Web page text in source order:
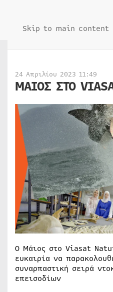
Skip to main content
24 Απριλίου 2023 11:49
ΜΑΙΟΣ ΣΤΟ
Ο Μάιος στο Viasat
ευκαιρία να
συναρπαστική σειρά
επεισοδίων